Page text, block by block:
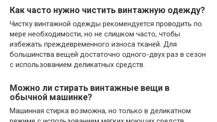
Как часто нужно чистить винтажную одежду?
Чистку винтажной одежды рекомендуется проводить по
мере необходимости, но не слишком часто, чтобы
избежать преждевременного износа тканей. Для
большинства вещей достаточно одного-двух раз в сезон
с использованием деликатных средств.
Можно ли стирать винтажные вещи в
обычной машинке?
Машинная стирка возможна, но только в деликатном